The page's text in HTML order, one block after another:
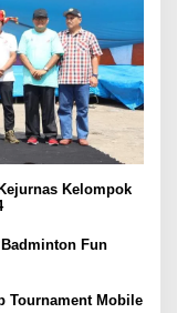
Kelompok
Fun
Tournament Mobile